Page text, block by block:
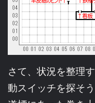
さて、状況を整理
動スイッチを探そう